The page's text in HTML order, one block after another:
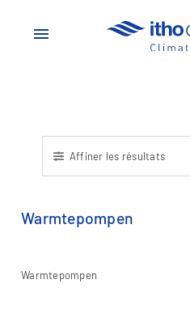
menu
Affiner les résultats
Warmtepompen
Warmtepompen